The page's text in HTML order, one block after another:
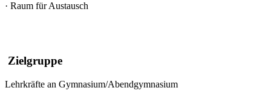
· Raum für Austausch
Zielgruppe
Lehrkräfte an Gymnasium/Abendgymnasium